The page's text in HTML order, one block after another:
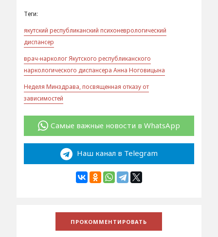
Теги:
якутский республиканский психоневрологический
диспансер
врач-нарколог Якутского республиканского
наркологического диспансера Анна Ноговицына
Неделя Минздрава, посвященная отказу от
зависимостей
Самые важные новости в WhatsApp
Наш канал в Telegram